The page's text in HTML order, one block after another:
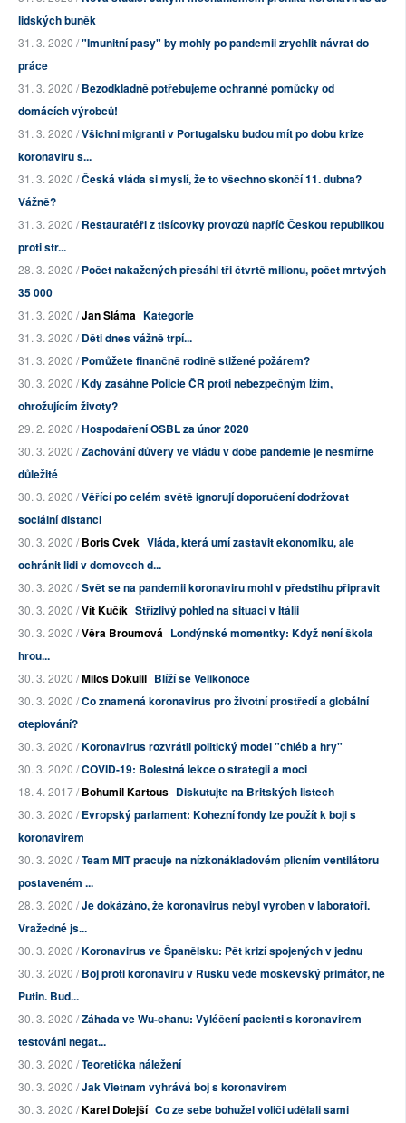
lidských buněk
31. 3. 2020 /"Imunitní pasy" by mohly po pandemii zrychlit návrat do
práce
31. 3. 2020 /Bezodkladně potřebujeme ochranné pomůcky od
domácích výrobců!
31. 3. 2020 /Všichni migranti v Portugalsku budou mít po dobu krize
koronaviru s...
31. 3. 2020 /Česká vláda si myslí, že to všechno skončí 11. dubna?
Vážně?
31. 3. 2020 /Restauratéři z tisícovky provozů napříč Českou republikou
proti str...
28. 3. 2020 /Počet nakažených přesáhl tři čtvrtě milionu, počet mrtvých
35 000
31. 3. 2020 /Jan Sláma Kategorie
31. 3. 2020 /Děti dnes vážně trpí...
31. 3. 2020 /Pomůžete finančně rodině stižené požárem?
30. 3. 2020 /Kdy zasáhne Policie ČR proti nebezpečným lžím,
ohrožujícím životy?
29. 2. 2020 /Hospodaření OSBL za únor 2020
30. 3. 2020 /Zachování důvěry ve vládu v době pandemie je nesmírně
důležité
30. 3. 2020 /Věřící po celém světě ignorují doporučení dodržovat
sociální distanci
30. 3. 2020 /Boris Cvek Vláda, která umí zastavit ekonomiku, ale
ochránit lidi v domovech d...
30. 3. 2020 /Svět se na pandemii koronaviru mohl v předstihu připravit
30. 3. 2020 /Vít Kučík Střízlivý pohled na situaci v Itálii
30. 3. 2020 /Věra Broumová Londýnské momentky: Když není škola
hrou...
30. 3. 2020 /Miloš Dokulil Blíží se Velikonoce
30. 3. 2020 /Co znamená koronavirus pro životní prostředí a globální
oteplování?
30. 3. 2020 /Koronavirus rozvrátil politický model "chléb a hry"
30. 3. 2020 /COVID-19: Bolestná lekce o strategii a moci
18. 4. 2017 /Bohumil Kartous Diskutujte na Britských listech
30. 3. 2020 /Evropský parlament: Kohezní fondy lze použít k boji s
koronavirem
30. 3. 2020 /Team MIT pracuje na nízkonákladovém plicním ventilátoru
postaveném ...
28. 3. 2020 /Je dokázáno, že koronavirus nebyl vyroben v laboratoři.
Vražedné js...
30. 3. 2020 /Koronavirus ve Španělsku: Pět krizí spojených v jednu
30. 3. 2020 /Boj proti koronaviru v Rusku vede moskevský primátor, ne
Putin. Bud...
30. 3. 2020 /Záhada ve Wu-chanu: Vyléčení pacienti s koronavirem
testováni negat...
30. 3. 2020 /Teoretička náležení
30. 3. 2020 /Jak Vietnam vyhrává boj s koronavirem
30. 3. 2020 /Karel Dolejší Co ze sebe bohužel voliči udělali sami